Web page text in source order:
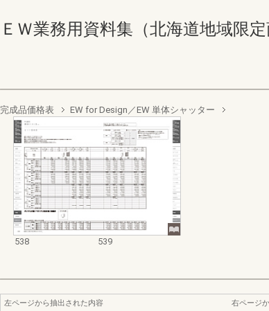
ＥＷ業務用資料集（北海道地域限
完成品価格表 EW for Design／EW 単体シャッター
538 539
左ページから抽出された内容
右ページ